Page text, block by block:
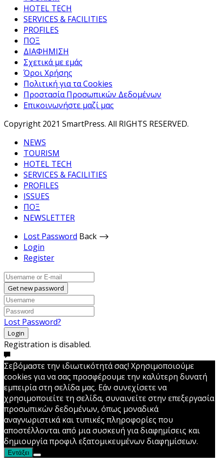
HOTEL TECH
SERVICES & FACILITIES
PROFILES
ΠΟΞ
ΔΙΑΦΗΜΙΣΗ
Σχετικά με εμάς
Όροι Χρήσης
Πολιτική για τα Cookies
Προστασία Προσωπικών Δεδομένων
Επικοινωνήστε μαζί μας
Copyright 2021 SmartPress. All RIGHTS RESERVED.
NEWS
TOURISM
HOTEL TECH
SERVICES & FACILITIES
PROFILES
ISSUES
ΠΟΞ
NEWSLETTER
Lost Password Back ⟶
Login
Register
Get new password
Lost Password?
Login
Registration is disabled.
Σεβόμαστε την ιδιωτικότητά σας! Χρησιμοποιούμε
cookies για να σας προσφέρουμε την καλύτερη δυνατή
εμπειρία στη σελίδα μας. Εάν συνεχίσετε να
χρησιμοποιείτε τη σελίδα, συναινείτε στην επεξεργασία
προσωπικών δεδομένων, όπως μοναδικά
αναγνωριστικά και τυπικές πληροφορίες που
αποστέλλονται από μια συσκευή για διαφημίσεις και
δημιουργία προφιλ εξατομικευμένων διαφημίσεων.
Εντάξει